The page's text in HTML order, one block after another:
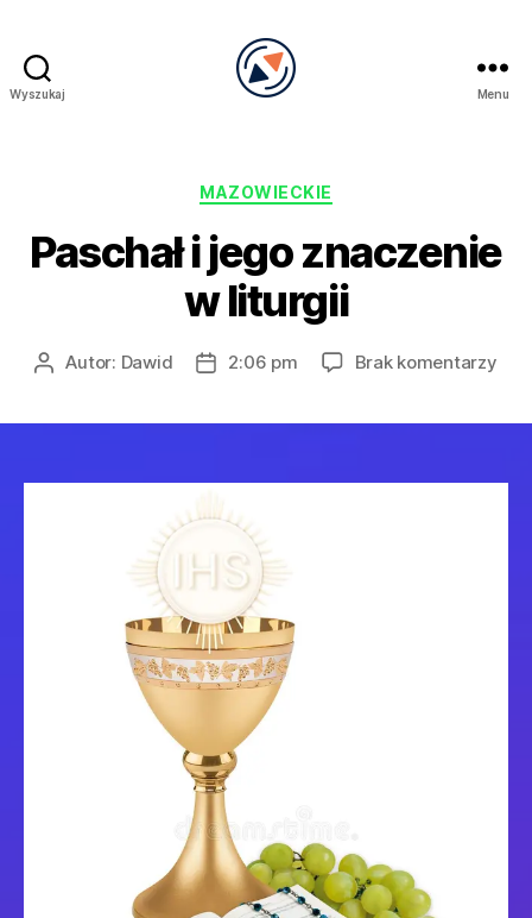
Wyszukaj Menu
Kategorie
MAZOWIECKIE
Paschał i jego znaczenie
w liturgii
AutorAutor: Dawid
Data2:06 pm Brak komentarzydo